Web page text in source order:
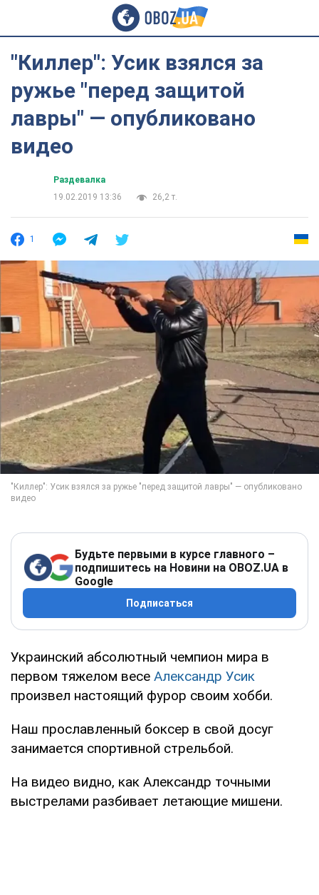
"Киллер": Усик взялся за
ружье "перед защитой
лавры" — опубликовано
видео
Раздевалка
19.02.2019 13:36
26,2 т.
1
Будьте первыми в курсе главного –
подпишитесь на Новини на OBOZ.UA в
Google
Подписаться
Украинский абсолютный чемпион мира в
первом тяжелом весе Александр Усик
произвел настоящий фурор своим хобби.
Наш прославленный боксер в свой досуг
занимается спортивной стрельбой.
На видео видно, как Александр точными
выстрелами разбивает летающие мишени.